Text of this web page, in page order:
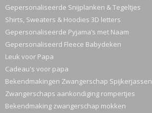
Gepersonaliseerde Snijplanken & Tegeltjes
Shirts, Sweaters & Hoodies 3D letters
Gepersonaliseerde Pyjama’s met Naam
Gepersonaliseerd Fleece Babydeken
Leuk voor Papa
Cadeau's voor papa
Bekendmakingen Zwangerschap Spijkerjassen
Zwangerschaps aankondiging rompertjes
Bekendmaking zwangerschap mokken